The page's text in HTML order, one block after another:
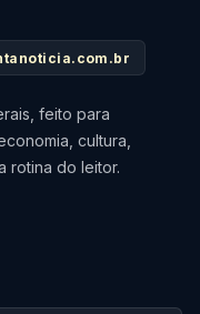
feito para
cultura,
rotina do leitor.